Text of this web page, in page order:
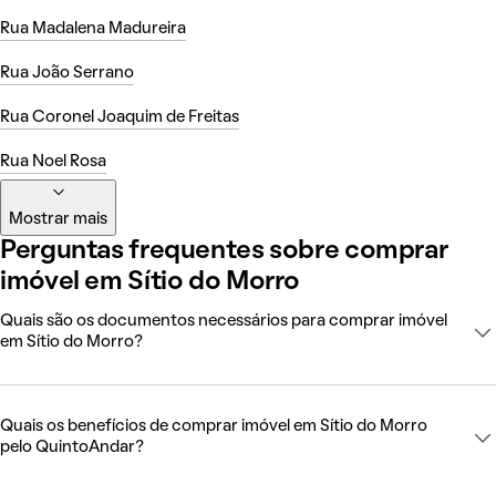
Rua Madalena Madureira
Rua João Serrano
Rua Coronel Joaquim de Freitas
Rua Noel Rosa
Mostrar mais
Perguntas frequentes sobre comprar
imóvel em Sítio do Morro
Quais são os documentos necessários para comprar imóvel
em Sítio do Morro?
Quais os benefícios de comprar imóvel em Sítio do Morro
pelo QuintoAndar?